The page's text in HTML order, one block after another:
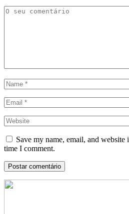
Save my name, email, and
time I comment.